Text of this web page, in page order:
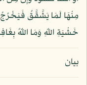
مِنْهَا لَمَا يَشَّقَّقُ فَيَخْرُجُ
خَشْيَةِ اللّهِ وَمَا اللّهُ
بيان